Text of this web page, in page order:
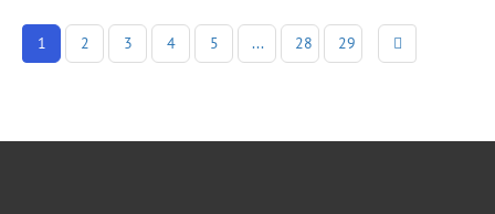
1 2 3 4 5 ... 28 29